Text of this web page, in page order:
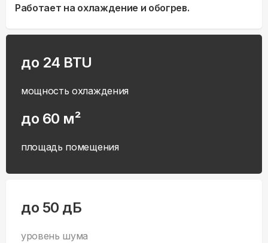
Работает на охлаждение и обогрев.
до 24 BTU
мощность охлаждения
до 60 м²
площадь помещения
до 50 дБ
уровень шума